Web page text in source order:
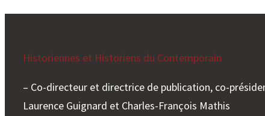
Historiennes et Historiens du Contemporain
– Co-directeur et directrice de publication, co-
Laurence Guignard et Charles-François Mathis